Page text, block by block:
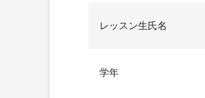
レッスン生氏名
学年